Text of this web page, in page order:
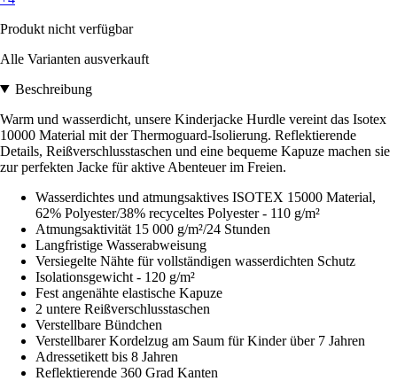
Produkt nicht verfügbar
Alle Varianten ausverkauft
Beschreibung
Warm und wasserdicht, unsere Kinderjacke Hurdle vereint das Isotex
10000 Material mit der Thermoguard-Isolierung. Reflektierende
Details, Reißverschlusstaschen und eine bequeme Kapuze machen sie
zur perfekten Jacke für aktive Abenteuer im Freien.
Wasserdichtes und atmungsaktives ISOTEX 15000 Material,
62% Polyester/38% recyceltes Polyester - 110 g/m²
Atmungsaktivität 15 000 g/m²/24 Stunden
Langfristige Wasserabweisung
Versiegelte Nähte für vollständigen wasserdichten Schutz
Isolationsgewicht - 120 g/m²
Fest angenähte elastische Kapuze
2 untere Reißverschlusstaschen
Verstellbare Bündchen
Verstellbarer Kordelzug am Saum für Kinder über 7 Jahren
Adressetikett bis 8 Jahren
Reflektierende 360 Grad Kanten